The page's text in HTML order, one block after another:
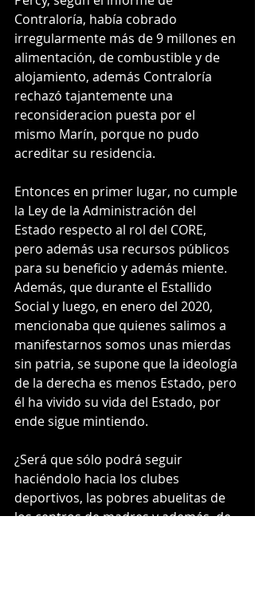
Contraloría, había cobrado
irregularmente más de 9 millones en
alimentación, de combustible y de
alojamiento, además Contraloría
rechazó tajantemente una
reconsideracion puesta por el
mismo Marín, porque no pudo
acreditar su residencia.
Entonces en primer lugar, no cumple
la Ley de la Administración del
Estado respecto al rol del CORE,
pero además usa recursos públicos
para su beneficio y además miente.
Además, que durante el Estallido
Social y luego, en enero del 2020,
mencionaba que quienes salimos a
manifestarnos somos unas mierdas
sin patria, se supone que la ideología
de la derecha es menos Estado, pero
él ha vivido su vida del Estado, por
ende sigue mintiendo.
¿Será que sólo podrá seguir
haciéndolo hacia los clubes
deportivos, las pobres abuelitas de
los centros de madres y además, de